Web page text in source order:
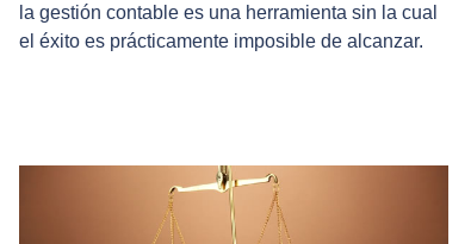
la gestión contable es una herramienta sin la cual
el éxito es prácticamente imposible de alcanzar.